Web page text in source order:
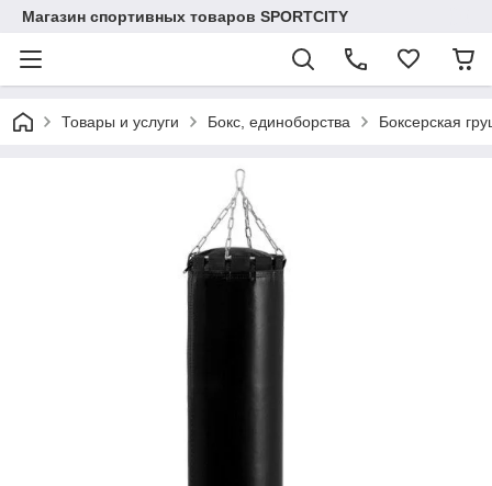
Магазин спортивных товаров SPORTCITY
Товары и услуги Бокс, единоборства Боксерская